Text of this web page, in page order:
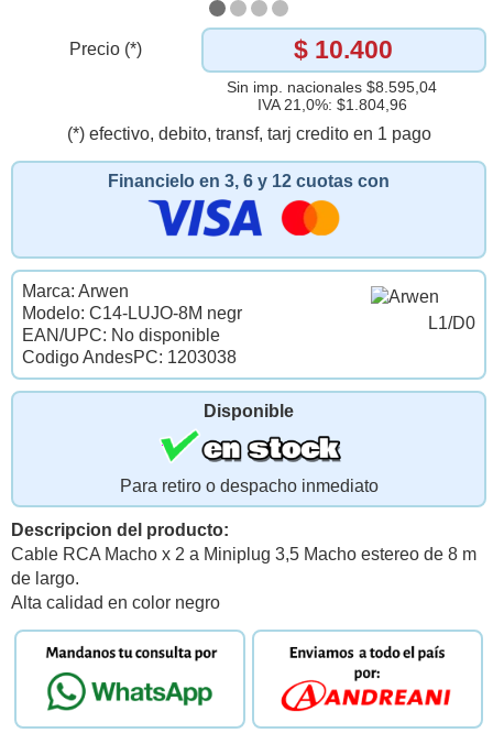
Precio (*) $ 10.400
Sin imp. nacionales $8.595,04
IVA 21,0%: $1.804,96
(*) efectivo, debito, transf, tarj credito en 1 pago
Financielo en 3, 6 y 12 cuotas con
L1/D0
Marca: Arwen
Modelo: C14-LUJO-8M negr
EAN/UPC: No disponible
Codigo AndesPC: 1203038
Disponible
Para retiro o despacho inmediato
Descripcion del producto:
Cable RCA Macho x 2 a Miniplug 3,5 Macho estereo de 8 m
de largo.
Alta calidad en color negro